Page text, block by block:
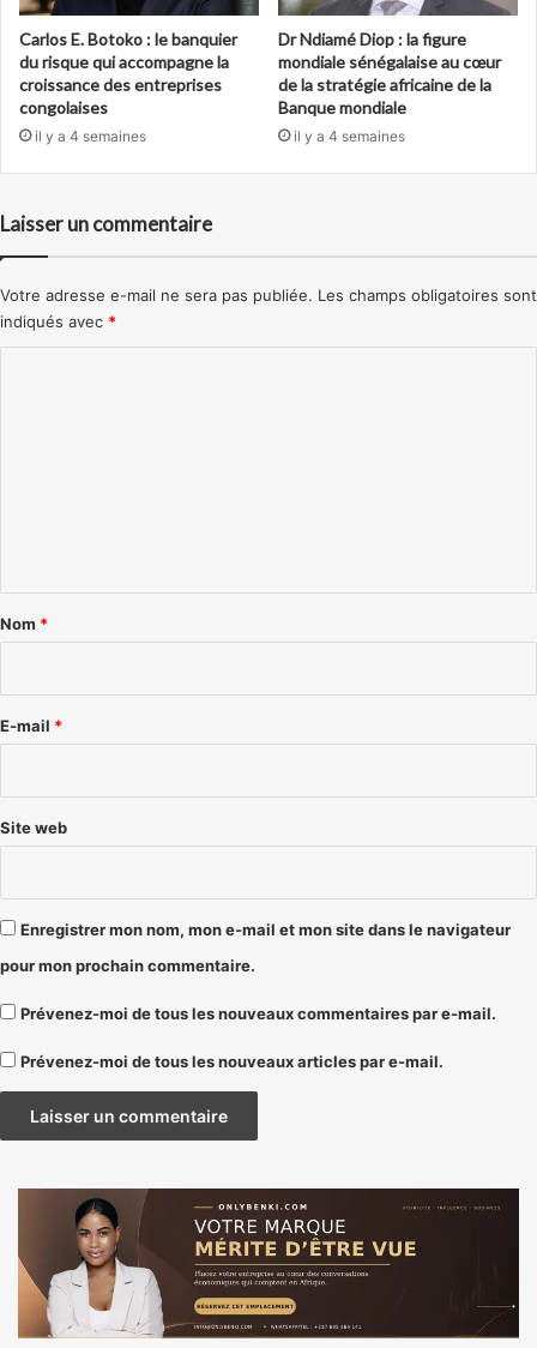
Carlos E. Botoko : le banquier
du risque qui accompagne la
croissance des entreprises
congolaises
il y a 4 semaines
Dr Ndiamé Diop : la figure
mondiale sénégalaise au cœur
de la stratégie africaine de la
Banque mondiale
il y a 4 semaines
Laisser un commentaire
Votre adresse e-mail ne sera pas publiée. Les champs obligatoires sont
indiqués avec *
a
e
Nom *
E-mail *
Site web
Enregistrer mon nom, mon e-mail et mon site dans le navigateur
pour mon prochain commentaire.
Prévenez-moi de tous les nouveaux commentaires par e-mail.
Prévenez-moi de tous les nouveaux articles par e-mail.